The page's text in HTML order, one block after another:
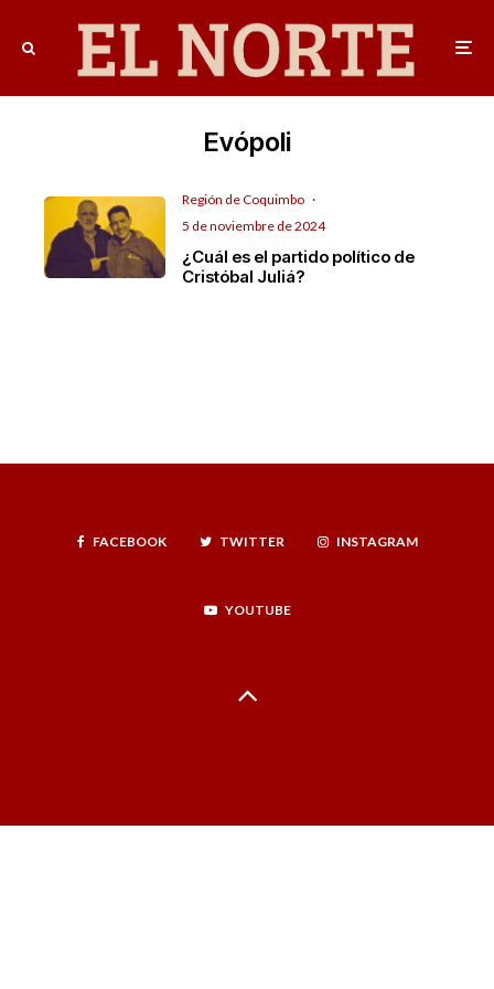
Evópoli
Región de Coquimbo ·
5 de noviembre de 2024
¿Cuál es el partido político de
Cristóbal Juliá?
FACEBOOK TWITTER INSTAGRAM
YOUTUBE